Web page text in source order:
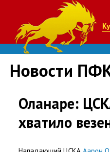
Новости
Оланаре:
хватило